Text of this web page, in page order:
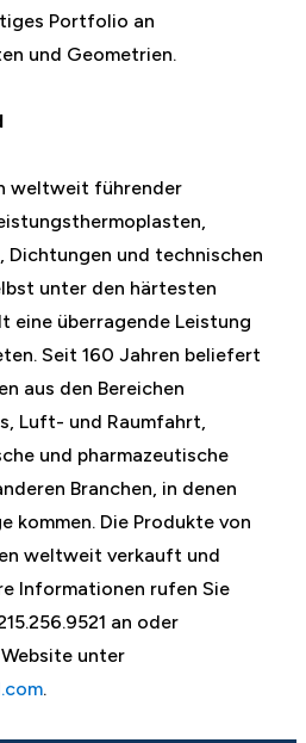
Portfolio an
und Geometrien.
weltweit führender
und technischen
unter den härtesten
eine überragende Leistung
Seit 160 Jahren beliefert
aus den Bereichen
Luft- und Raumfahrt,
und pharmazeutische
Branchen, in denen
kommen. Die Produkte von
weltweit verkauft und
Informationen rufen Sie
an oder
unter
.